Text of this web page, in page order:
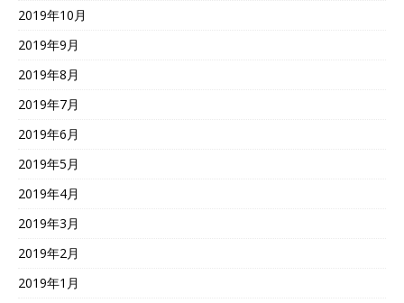
2019年10月
2019年9月
2019年8月
2019年7月
2019年6月
2019年5月
2019年4月
2019年3月
2019年2月
2019年1月